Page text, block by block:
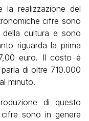
la realizzazione del
cifre sono
della cultura e sono
riguarda la prima
euro. Il costo è
di oltre 710.000
minuto.
di questo
sono in genere